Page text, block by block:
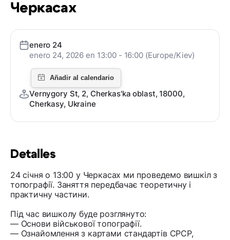
Detalles
24 січня о 13:00 у Черкасах ми проведемо вишкіл з
топографії. Заняття передбачає теоретичну і
практичну частини.
Під час вишколу буде розглянуто:
— Основи військової топографії.
— Ознайомлення з картами стандартів СРСР,
Черкасах
enero 24
enero 24, 2026 en 13:00 - 16:00 (Europe/Kiev)
Vernygory St, 2, Cherkas'ka oblast, 18000,
Cherkasy, Ukraine